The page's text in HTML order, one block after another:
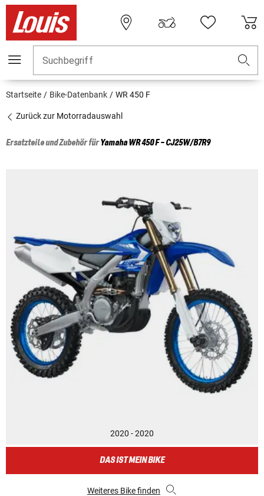
Suchbegriff
Startseite Bike-Datenbank WR 450 F
Zurück zur Motorradauswahl
Ersatzteile und Zubehör fürYamahaWR 450 F - CJ25W/B7R9
2020 - 2020
DAS IST MEIN BIKE
Weiteres Bike finden